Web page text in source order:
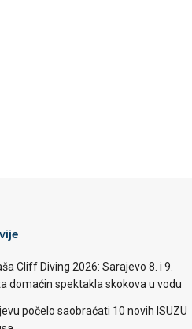
Cliff Diving 2026: Sarajevo 8. i 9.
domaćin spektakla skokova u vodu
počelo saobraćati 10 novih ISUZU